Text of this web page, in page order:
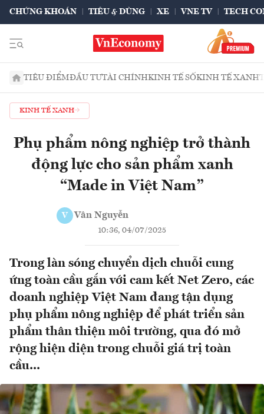
CHỨNG KHOÁN TIÊU & DÙNG XE VNE TV TECH
TIÊU ĐIỂMĐẦU TƯTÀI CHÍNHKINH TẾ SỐKINH TẾ XANH
KINH TẾ XANH
Phụ phẩm nông nghiệp trở thành
động lực cho sản phẩm xanh
“Made in Việt Nam”
V Vân Nguyễn
10:36, 04/07/2025
Trong làn sóng chuyển dịch chuỗi cung
ứng toàn cầu gắn với cam kết Net Zero, các
doanh nghiệp Việt Nam đang tận dụng
phụ phẩm nông nghiệp để phát triển sản
phẩm thân thiện môi trường, qua đó mở
rộng hiện diện trong chuỗi giá trị toàn
cầu...